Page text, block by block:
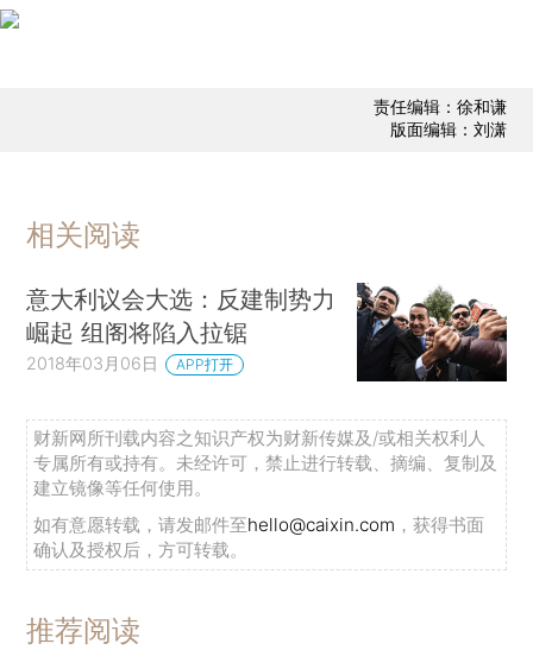
责任编辑：徐和谦
版面编辑：刘潇
相关阅读
意大利议会大选：反建制势力
崛起 组阁将陷入拉锯
2018年03月06日 APP打开
财新网所刊载内容之知识产权为财新传媒及/或相关权利人
专属所有或持有。未经许可，禁止进行转载、摘编、复制及
建立镜像等任何使用。
如有意愿转载，请发邮件至hello@caixin.com ，获得书面
确认及授权后，方可转载。
推荐阅读